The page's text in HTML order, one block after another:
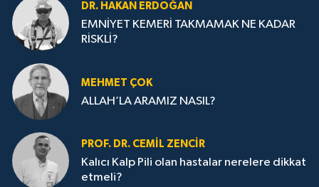
DR. HAKAN ERDOĞAN
EMNİYET KEMERİ TAKMAMAK NE KADAR
RİSKLİ?
MEHMET ÇOK
ALLAH’LA ARAMIZ NASIL?
PROF. DR. CEMIL ZENCIR
Kalıcı Kalp Pili olan hastalar nerelere dikkat
etmeli?